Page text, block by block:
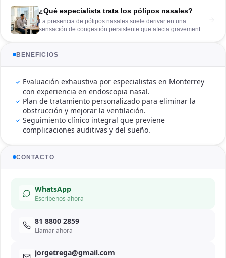
¿Qué especialista trata los pólipos nasales?
La presencia de pólipos nasales suele derivar en una
sensación de congestión persistente que afecta gravemente
muchos pacientes buscan saber qué especialista trata los
otorrinolaringólogo en Monterrey, evaluamos su salud nasal
con herramientas avanzadas para ofrecerle un camino claro
hacia la recuperación y el alivio de su obstrucción.
BENEFICIOS
Evaluación exhaustiva por especialistas en Monterrey
con experiencia en endoscopia nasal.
Plan de tratamiento personalizado para eliminar la
obstrucción y mejorar la ventilación.
Seguimiento clínico integral que previene
complicaciones auditivas y del sueño.
CONTACTO
WhatsApp
Escríbenos ahora
81 8800 2859
Llamar ahora
jorgetrega@gmail.com